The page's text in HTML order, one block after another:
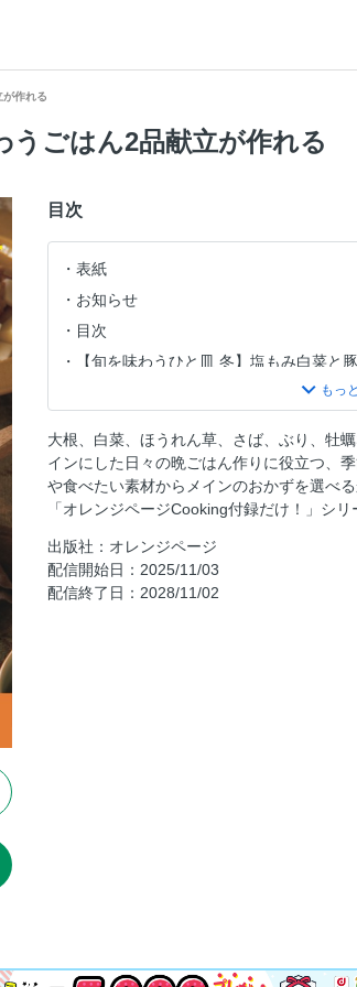
作れる
ごはん2品献立が作れる
目次
表紙
お知らせ
目次
【旬を味わうひと皿 冬】塩もみ白菜と
季節を楽しむ献立①ほうれん草と落と
「2品献立」の使い方＆レシピ表記につ
【冬の2品献立】
白菜と豚肉のフライパン蒸し／小松菜と
麻婆白菜／小松菜入り卵スープ
大根と牛肉のすき煮／たたき長いもの野
鶏肉と白菜の卵とじ／切り昆布と玉ねぎ
大根、白菜、ほうれん草、さば、ぶり、牡
インにした日々の晩ごはん作りに役立つ、
や食べたい素材からメインのおかずを選べ
「オレンジページCooking付録だけ！」シリ
出版社：オレンジページ
配信開始日：2025/11/03
配信終了日：2028/11/02